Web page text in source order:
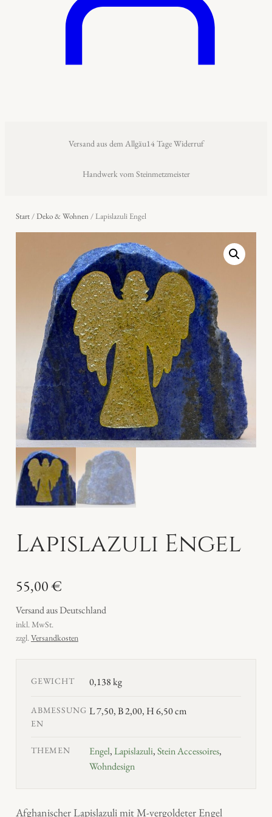
Versand aus dem Allgäu14 Tage Widerruf
Handwerk vom Steinmetzmeister
Start/Deko & Wohnen/ Lapislazuli Engel
Lapislazuli Engel
55,00€
Versand aus Deutschland
inkl. MwSt.
zzgl.Versandkosten
GEWICHT 0,138 kg
ABMESSUNG
EN
L 7,50, B 2,00, H 6,50 cm
THEMEN Engel,Lapislazuli,Stein Accessoires,
Wohndesign
Afghanischer Lapislazuli mit M-vergoldeter Engel